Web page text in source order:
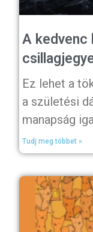
A kedvenc
Ez lehet a
a születési
manapság
Tudj meg többet »